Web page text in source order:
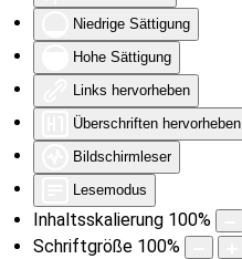
Niedrige Sättigung
Hohe Sättigung
Links hervorheben
Überschriften hervorheben
Bildschirmleser
Lesemodus
Inhaltsskalierung 100%
Schriftgröße 100%